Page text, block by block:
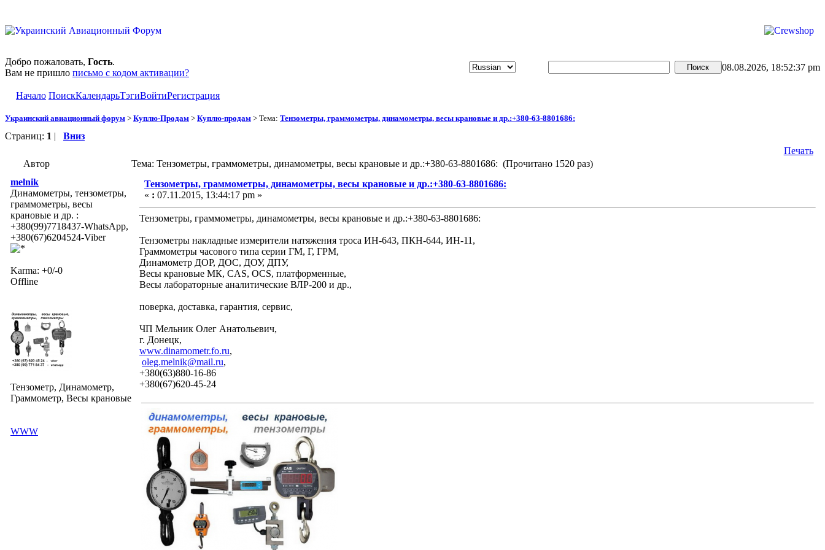
Добро пожаловать, Гость.
Вам не пришло письмо с кодом активации?
08.08.2026, 18:52:37 pm
Начало ПоискКалендарьТэгиВойтиРегистрация
Украинский авиационный форум > Куплю-Продам > Куплю-продам > Тема: Тензометры, граммометры, динамометры, весы крановые и др.:+380-63-8801686:
Страниц: 1 | Вниз
Печать
Автор
Тема: Тензометры, граммометры, динамометры, весы крановые и др.:+380-63-8801686: (Прочитано 1520 раз)
melnik
Динамометры, тензометры,
граммометры, весы
крановые и др. :
+380(99)7718437-WhatsApp,
+380(67)6204524-Viber
Karma: +0/-0
Offline
Тензометр, Динамометр,
Граммометр, Весы крановые
WWW
Тензометры, граммометры, динамометры, весы крановые и др.:+380-63-8801686:
« : 07.11.2015, 13:44:17 pm »
Тензометры, граммометры, динамометры, весы крановые и др.:+380-63-8801686:
Тензометры накладные измерители натяжения троса ИН-643, ПКН-644, ИН-11,
Граммометры часового типа серии ГМ, Г, ГРМ,
Динамометр ДОР, ДОС, ДОУ, ДПУ,
Весы крановые МК, CAS, OCS, платформенные,
Весы лабораторные аналитические ВЛР-200 и др.,
поверка, доставка, гарантия, сервис,
ЧП Мельник Олег Анатольевич,
г. Донецк,
www.dinamometr.fo.ru,
oleg.melnik@mail.ru,
+380(63)880-16-86
+380(67)620-45-24